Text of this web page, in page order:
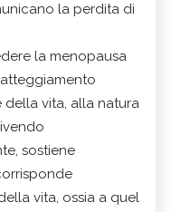
la perdita di
la menopausa
vita, alla natura
sostiene
vita, ossia a quel